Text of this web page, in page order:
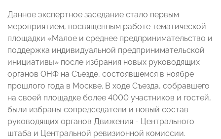
Данное экспертное заседание стало первым
мероприятием, посвященным работе тематической
площадки «Малое и среднее предпринимательство и
поддержка индивидуальной предпринимательской
инициативы» после избрания новых руководящих
органов ОНФ на Съезде, состоявшемся в ноябре
прошлого года в Москве. В ходе Съезда, собравшего
на своей площадке более 4000 участников и гостей,
были избраны сопредседатели и новый состав
руководящих органов Движения - Центрального
штаба и Центральной ревизионной комиссии.